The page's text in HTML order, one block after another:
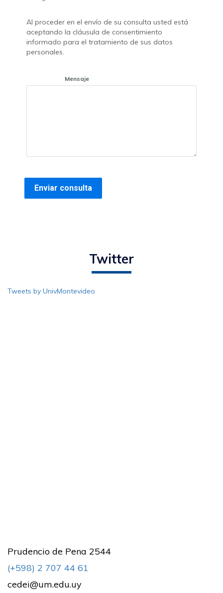
Al proceder en el envío de su consulta usted está
aceptando la cláusula de consentimiento
informado para el tratamiento de sus datos
personales.
Mensaje
Twitter
Tweets by UnivMontevideo
Prudencio de Pena 2544
(+598) 2 707 44 61
cedei@um.edu.uy